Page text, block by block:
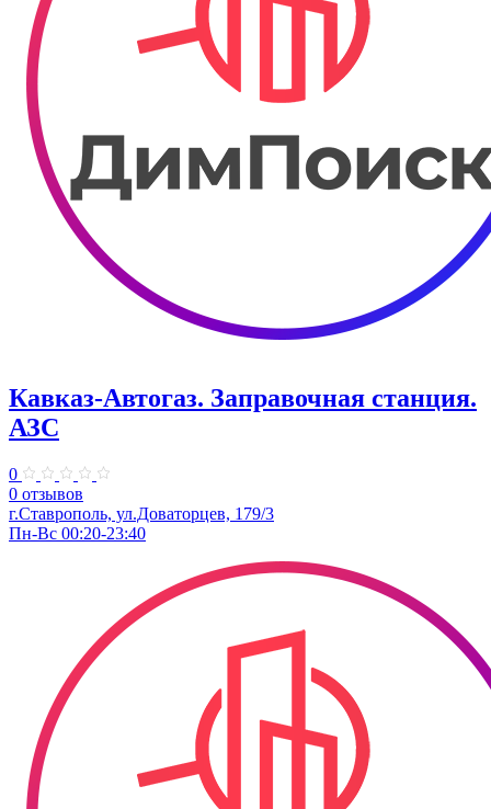
Кавказ-Автогаз. Заправочная станция.
АЗС
0
0 отзывов
г.Ставрополь, ул.Доваторцев, 179/3
Пн-Вс 00:20-23:40